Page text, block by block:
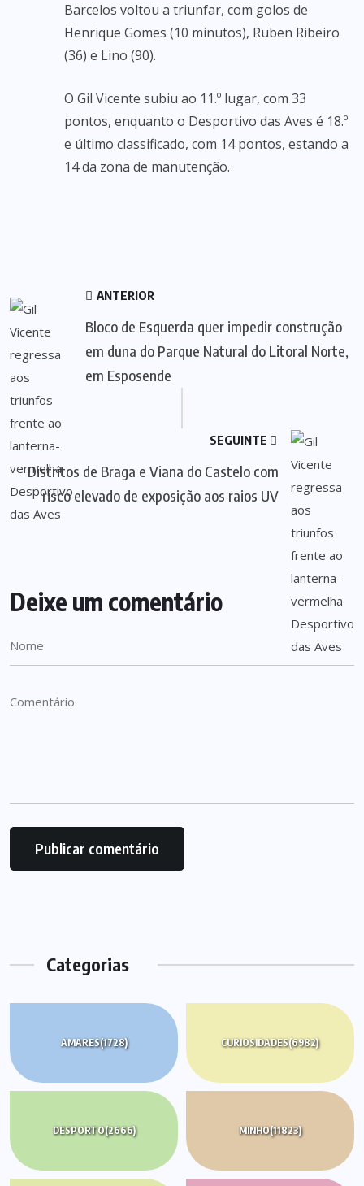
Barcelos voltou a triunfar, com golos de
Henrique Gomes (10 minutos), Ruben Ribeiro
(36) e Lino (90).
O Gil Vicente subiu ao 11.º lugar, com 33
pontos, enquanto o Desportivo das Aves é 18.º
e último classificado, com 14 pontos, estando a
14 da zona de manutenção.
ANTERIOR
Bloco de Esquerda quer impedir construção
em duna do Parque Natural do Litoral Norte,
em Esposende
SEGUINTE
Distritos de Braga e Viana do Castelo com
risco elevado de exposição aos raios UV
Deixe um comentário
Categorias
AMARES(1728) CURIOSIDADES(6982)
DESPORTO(2666) MINHO(11823)